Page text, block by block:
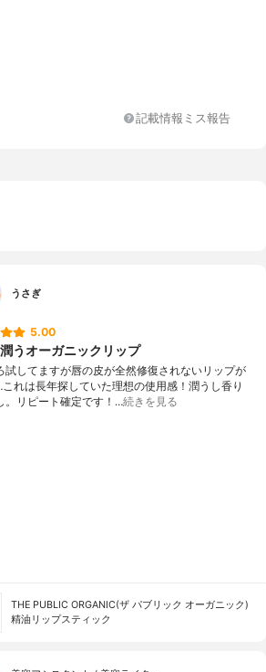
ウ、イソステアリン酸水添ヒマシ油、シ
果実油、ギンコウボク花油、ライム油、
油、プルーン種子油、ヒマワリ種子油、
記載情報ミス報告
うさぎ
5.00
うオーガニックリップ
試してますが唇の皮が全然修復されないリップが
れは長年探していた理想の使用感！潤うし香り
。リピート確定です！…続きを見る
THE PUBLIC ORGANIC(ザ パブリック オーガニック)
精油リップスティック